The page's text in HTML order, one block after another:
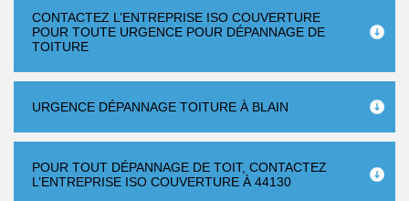
CONTACTEZ L’ENTREPRISE ISO COUVERTURE
POUR TOUTE URGENCE POUR DÉPANNAGE DE
TOITURE
URGENCE DÉPANNAGE TOITURE À BLAIN
POUR TOUT DÉPANNAGE DE TOIT, CONTACTEZ
L’ENTREPRISE ISO COUVERTURE À 44130